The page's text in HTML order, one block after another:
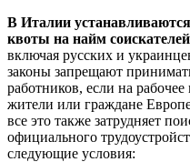
В Италии
квоты на найм
включая русских и
законы запрещают
работников, если на
жители или граждане
все это также затрудняет
официального
следующие условия: